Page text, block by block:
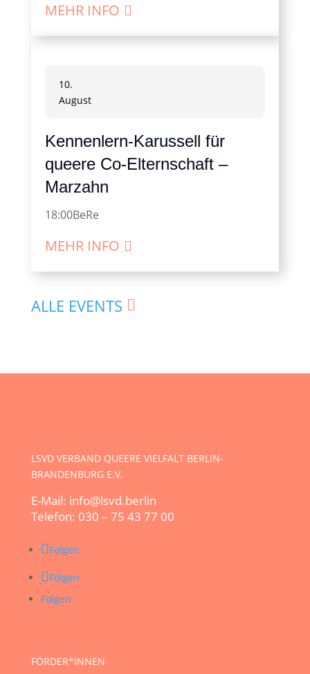
MEHR INFO
10.
August
Kennenlern-Karussell für
queere Co-Elternschaft –
Marzahn
18:00BeRe
MEHR INFO
ALLE EVENTS
LSVD VERBAND QUEERE VIELFALT BERLIN-
BRANDENBURG E.V.
E-Mail: info@lsvd.berlin
Telefon: 030 – 75 43 77 00
Folgen
Folgen
Folgen
FÖRDER*INNEN